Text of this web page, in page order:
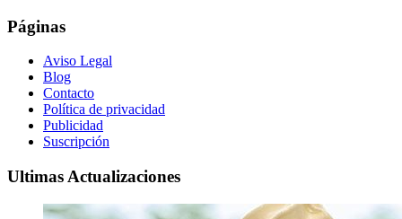
Páginas
Aviso Legal
Blog
Contacto
Política de privacidad
Publicidad
Suscripción
Ultimas Actualizaciones